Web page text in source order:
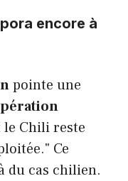
encore à
pointe une
Chili reste
Ce
du cas chilien.